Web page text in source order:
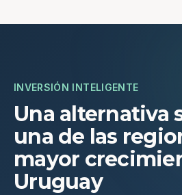
INVERSIÓN INTELIGENTE
Una alternativa
una de las
mayor
Uruguay